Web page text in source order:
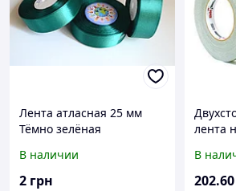
Лента атласная 25 мм
Тёмно зелёная
В наличии
2 грн
лента
зеркал
В
202.60